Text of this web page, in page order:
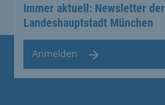
Immer aktuell: Newsletter der
Landeshauptstadt München
Anmelden